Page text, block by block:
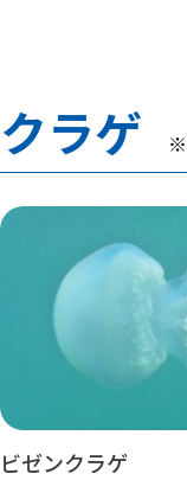
クラゲ ※
ビゼンクラゲ